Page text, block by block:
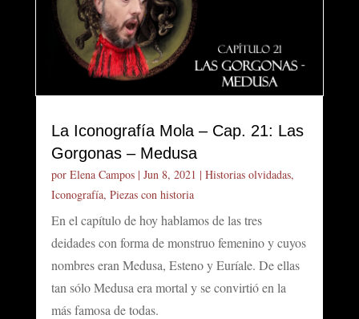
La Iconografía Mola – Cap. 21: Las
Gorgonas – Medusa
por Elena Campos| Jun 8, 2021 | Historias olvidadas,
Iconografía, Piezas con historia
En el capítulo de hoy hablamos de las tres
deidades con forma de monstruo femenino y cuyos
nombres eran Medusa, Esteno y Euríale. De ellas
tan sólo Medusa era mortal y se convirtió en la
más famosa de todas.